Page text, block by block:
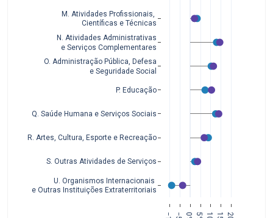
U. Organismos Internacionais
e Outras Instituições Extraterritoriais
S. Outras Atividades de Serviços
R. Artes, Cultura, Esporte e Recreação
Q. Saúde Humana e Serviços Sociais
P. Educação
O. Administração Pública, Defesa
e Seguridade Social
N. Atividades Administrativas
e Serviços Complementares
M. Atividades Profissionais,
Científicas e Técnicas